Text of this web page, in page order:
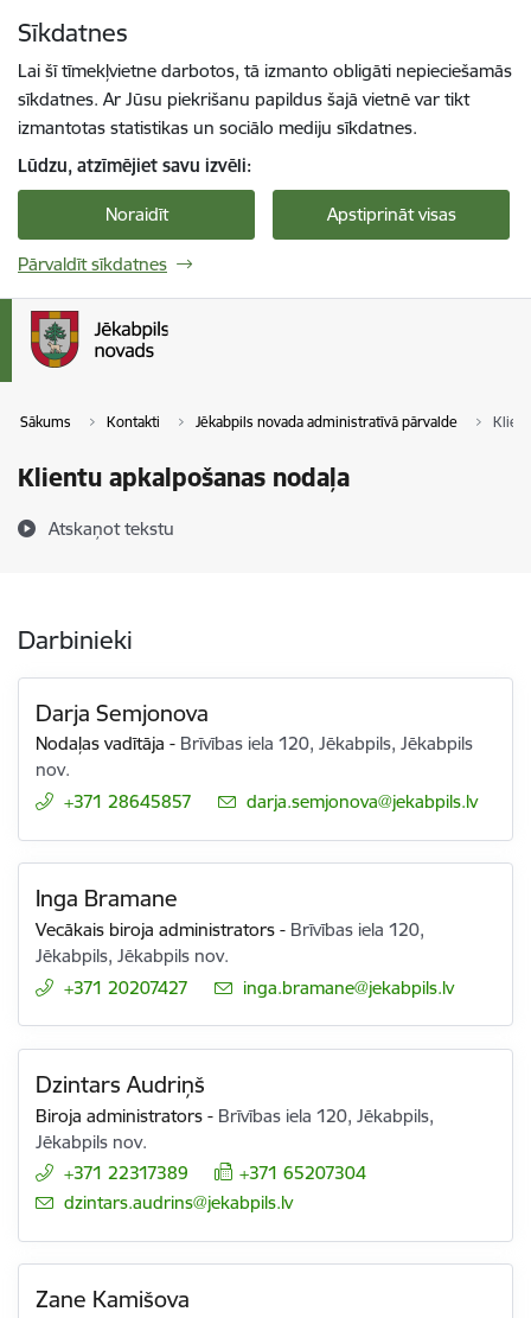
Sīkdatnes
Lai šī tīmekļvietne darbotos, tā izmanto obligāti nepieciešamās
sīkdatnes. Ar Jūsu piekrišanu papildus šajā vietnē var tikt
izmantotas statistikas un sociālo mediju sīkdatnes.
Lūdzu, atzīmējiet savu izvēli:
Noraidīt Apstiprināt visas
Pārvaldīt sīkdatnes
Sākums Kontakti Jēkabpils novada administratīvā pārvalde
Klientu apkalpošanas nodaļa
Atskaņot tekstu
Darbinieki
Darja Semjonova
Nodaļas vadītāja - Brīvības iela 120, Jēkabpils, Jēkabpils
nov.
+371 28645857
E-pasts:
darja.semjonova@jekabpils.lv
Inga Bramane
Vecākais biroja administrators - Brīvības iela 120,
Jēkabpils, Jēkabpils nov.
+371 20207427
E-pasts:
inga.bramane@jekabpils.lv
Dzintars Audriņš
Biroja administrators - Brīvības iela 120, Jēkabpils,
Jēkabpils nov.
+371 22317389
+371 65207304
E-pasts:
dzintars.audrins@jekabpils.lv
Zane Kamišova